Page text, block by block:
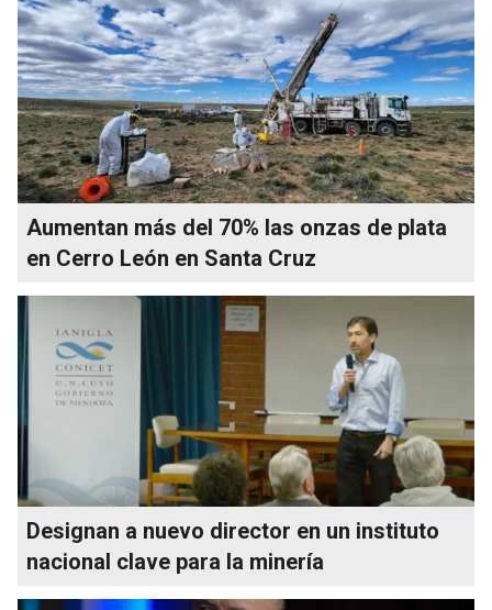
Aumentan más del 70% las onzas de plata
en Cerro León en Santa Cruz
Designan a nuevo director en un instituto
nacional clave para la minería